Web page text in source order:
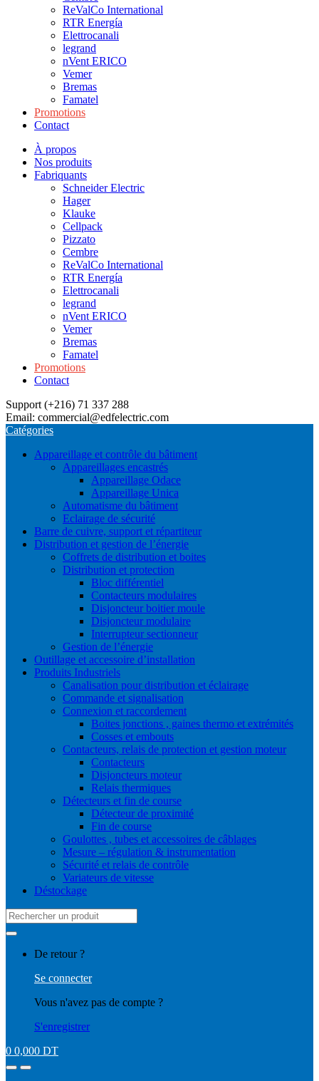
ReValCo International
RTR Energía
Elettrocanali
legrand
nVent ERICO
Vemer
Bremas
Famatel
Promotions
Contact
À propos
Nos produits
Fabriquants
Schneider Electric
Hager
Klauke
Cellpack
Pizzato
Cembre
ReValCo International
RTR Energía
Elettrocanali
legrand
nVent ERICO
Vemer
Bremas
Famatel
Promotions
Contact
Support (+216) 71 337 288
Email: commercial@edfelectric.com
Catégories
Appareillage et contrôle du bâtiment
Appareillages encastrés
Appareillage Odace
Appareillage Unica
Automatisme du bâtiment
Eclairage de sécurité
Barre de cuivre, support et répartiteur
Distribution et gestion de l’énergie
Coffrets de distribution et boites
Distribution et protection
Bloc différentiel
Contacteurs modulaires
Disjoncteur boitier moule
Disjoncteur modulaire
Interrupteur sectionneur
Gestion de l’énergie
Outillage et accessoire d’installation
Produits Industriels
Canalisation pour distribution et éclairage
Commande et signalisation
Connexion et raccordement
Boites jonctions , gaines thermo et extrémités
Cosses et embouts
Contacteurs, relais de protection et gestion moteur
Contacteurs
Disjoncteurs moteur
Relais thermiques
Détecteurs et fin de course
Détecteur de proximité
Fin de course
Goulottes , tubes et accessoires de câblages
Mesure – régulation & instrumentation
Sécurité et relais de contrôle
Variateurs de vitesse
Déstockage
Search
for:
De retour ?
Se connecter
Vous n'avez pas de compte ?
S'enregistrer
0 0,000 DT